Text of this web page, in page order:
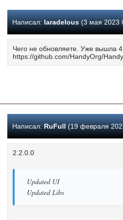
Написал: laradelous(3 мая 2023
Чего не обновляете. Уже вышла
https://github.com/HandyOrg/
Написал: RuFull(19 февраля
2.2.0.0
Updated UI
Updated Libs